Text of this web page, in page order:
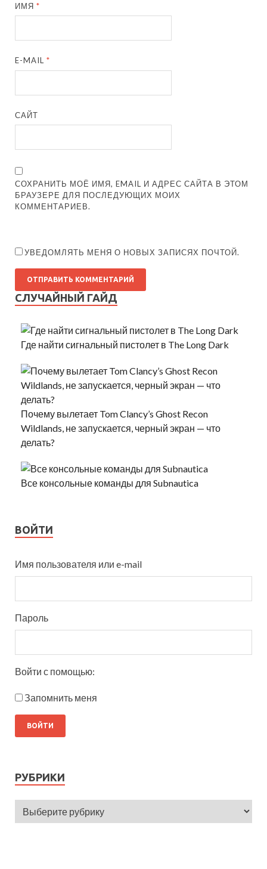
ИМЯ*
E-MAIL*
САЙТ
СОХРАНИТЬ МОЁ ИМЯ, EMAIL И АДРЕС САЙТА В ЭТОМ
БРАУЗЕРЕ ДЛЯ ПОСЛЕДУЮЩИХ МОИХ
КОММЕНТАРИЕВ.
УВЕДОМЛЯТЬ МЕНЯ О НОВЫХ ЗАПИСЯХ ПОЧТОЙ.
СЛУЧАЙНЫЙ ГАЙД
Где найти сигнальный пистолет в The Long Dark
Почему вылетает Tom Clancy’s Ghost Recon
Wildlands, не запускается, черный экран — что
делать?
Все консольные команды для Subnautica
ВОЙТИ
Имя пользователя или e-mail
Пароль
Войти с помощью:
Запомнить меня
РУБРИКИ